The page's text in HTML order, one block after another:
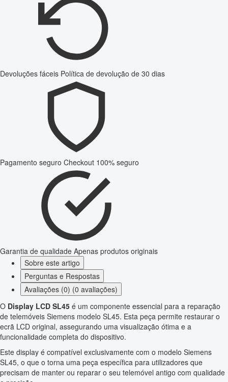
Devoluções fáceis Política de devolução de 30 dias
Pagamento seguro Checkout 100% seguro
Garantia de qualidade Apenas produtos originais
Sobre este artigo
Perguntas e Respostas
Avaliações (0) (0 avaliações)
O Display LCD SL45 é um componente essencial para a reparação
de telemóveis Siemens modelo SL45. Esta peça permite restaurar o
ecrã LCD original, assegurando uma visualização ótima e a
funcionalidade completa do dispositivo.
Este display é compatível exclusivamente com o modelo Siemens
SL45, o que o torna uma peça específica para utilizadores que
precisam de manter ou reparar o seu telemóvel antigo com qualidade